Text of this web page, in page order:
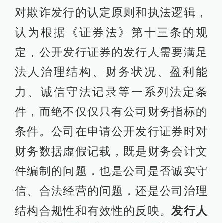
对欺诈发行的认定原则和执法逻辑，
认为根据《证券法》第十三条的规
定，公开发行证券的发行人需要满足
法人治理结构、财务状况、盈利能
力、诚信守法记录等一系列法定条
件，而绝不仅仅只有公司财务指标的
条件。公司在申请公开发行证券时对
财务数据虚假记载，既是财务会计文
件编制的问题，也是公司是否诚实守
信、合法经营的问题，还是公司治理
结构合规性和有效性的反映。发行人